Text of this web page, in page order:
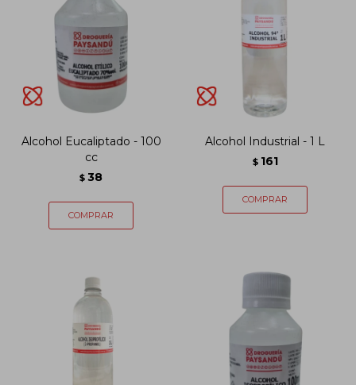
Alcohol Eucaliptado - 100
cc
$ 38
Alcohol Industrial - 1 L
$ 161